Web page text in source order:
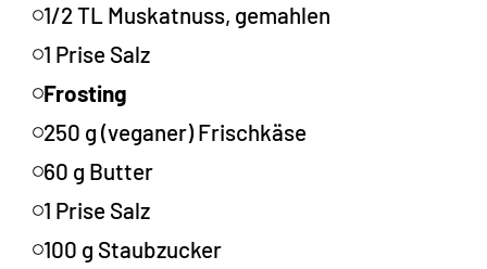
1/2 TL Muskatnuss, gemahlen
1 Prise Salz
Frosting
250 g (veganer) Frischkäse
60 g Butter
1 Prise Salz
100 g Staubzucker